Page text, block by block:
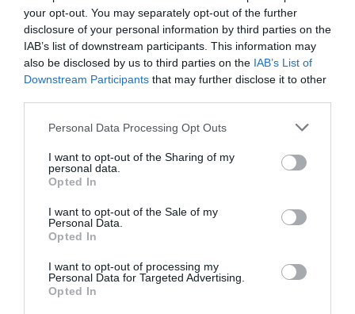
your opt-out. You may separately opt-out of the further
disclosure of your personal information by third parties on the
IAB’s list of downstream participants. This information may
also be disclosed by us to third parties on the IAB’s List of
Downstream Participants that may further disclose it to other
Personal Data Processing Opt Outs
I want to opt-out of the Sharing of my
personal data.
Opted In
I want to opt-out of the Sale of my
Personal Data.
Opted In
I want to opt-out of processing my
Personal Data for Targeted Advertising.
Opted In